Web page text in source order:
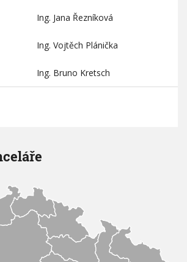
Ing. Jana Řezníková
Ing. Vojtěch Plánička
Ing. Bruno Kretsch